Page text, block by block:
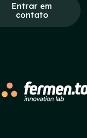
Entrar em
contato